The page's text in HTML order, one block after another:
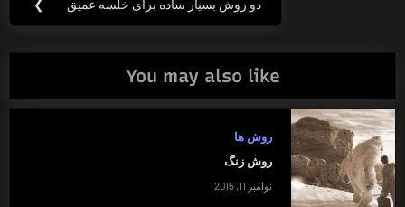
Next
دو روش بسیار ساده برای خلسه عمیق ❯
You may also like
روش ها
روش زنگ
نوامبر 11, 2015